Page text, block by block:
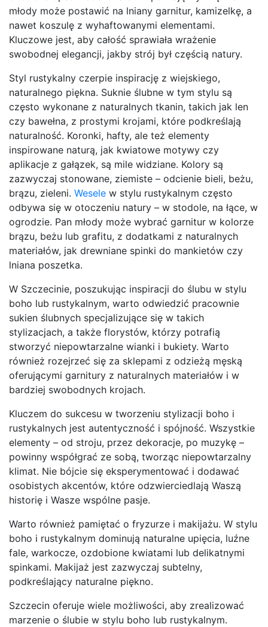
młody może postawić na lniany garnitur, kamizelkę, a
nawet koszulę z wyhaftowanymi elementami.
Kluczowe jest, aby całość sprawiała wrażenie
swobodnej elegancji, jakby strój był częścią natury.
Styl rustykalny czerpie inspirację z wiejskiego,
naturalnego piękna. Suknie ślubne w tym stylu są
często wykonane z naturalnych tkanin, takich jak len
czy bawełna, z prostymi krojami, które podkreślają
naturalność. Koronki, hafty, ale też elementy
inspirowane naturą, jak kwiatowe motywy czy
aplikacje z gałązek, są mile widziane. Kolory są
zazwyczaj stonowane, ziemiste – odcienie bieli, beżu,
brązu, zieleni. Wesele w stylu rustykalnym często
odbywa się w otoczeniu natury – w stodole, na łące, w
ogrodzie. Pan młody może wybrać garnitur w kolorze
brązu, beżu lub grafitu, z dodatkami z naturalnych
materiałów, jak drewniane spinki do mankietów czy
lniana poszetka.
W Szczecinie, poszukując inspiracji do ślubu w stylu
boho lub rustykalnym, warto odwiedzić pracownie
sukien ślubnych specjalizujące się w takich
stylizacjach, a także florystów, którzy potrafią
stworzyć niepowtarzalne wianki i bukiety. Warto
również rozejrzeć się za sklepami z odzieżą męską
oferującymi garnitury z naturalnych materiałów i w
bardziej swobodnych krojach.
Kluczem do sukcesu w tworzeniu stylizacji boho i
rustykalnych jest autentyczność i spójność. Wszystkie
elementy – od stroju, przez dekoracje, po muzykę –
powinny współgrać ze sobą, tworząc niepowtarzalny
klimat. Nie bójcie się eksperymentować i dodawać
osobistych akcentów, które odzwierciedlają Waszą
historię i Wasze wspólne pasje.
Warto również pamiętać o fryzurze i makijażu. W stylu
boho i rustykalnym dominują naturalne upięcia, luźne
fale, warkocze, ozdobione kwiatami lub delikatnymi
spinkami. Makijaż jest zazwyczaj subtelny,
podkreślający naturalne piękno.
Szczecin oferuje wiele możliwości, aby zrealizować
marzenie o ślubie w stylu boho lub rustykalnym.